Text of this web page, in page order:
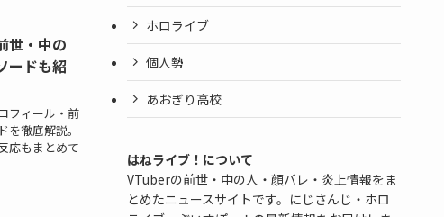
世・中の
ードも紹
フィール・前
徹底解説。
応もまとめて
ホロライブ
個人勢
あおぎり高校
はねライブ！について
VTuberの前世・中の人・顔バレ・炎上情報をま
とめたニュースサイトです。にじさんじ・ホロ